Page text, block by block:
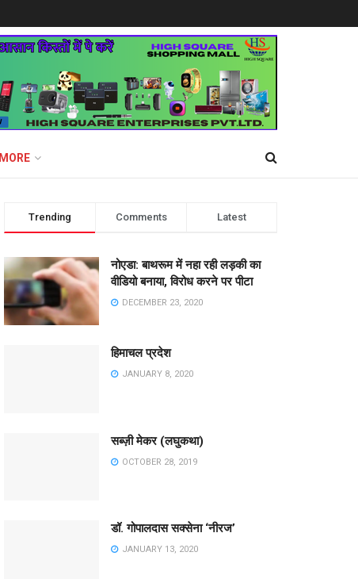
MORE
Trending Comments Latest
नोएडा: बाथरूम में नहा रही लड़की का
वीडियो बनाया, विरोध करने पर पीटा
DECEMBER 23, 2020
हिमाचल प्रदेश
JANUARY 8, 2020
सब्ज़ी मेकर (लघुकथा)
OCTOBER 28, 2019
डॉ. गोपालदास सक्सेना ‘नीरज’
JANUARY 13, 2020